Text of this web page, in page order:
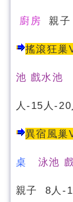
廚房 親子
搖滾狂巢
池 戲水池
人-15人-20
異宿風巢
桌 泳池
親子 8人-